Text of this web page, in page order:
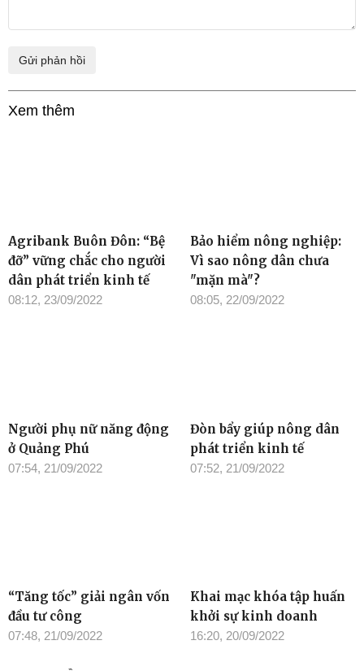
Xem thêm
Agribank Buôn Đôn: “Bệ
đỡ” vững chắc cho người
dân phát triển kinh tế
08:12, 23/09/2022
Bảo hiểm nông nghiệp:
Vì sao nông dân chưa
"mặn mà"?
08:05, 22/09/2022
Người phụ nữ năng động
ở Quảng Phú
07:54, 21/09/2022
Đòn bẩy giúp nông dân
phát triển kinh tế
07:52, 21/09/2022
“Tăng tốc” giải ngân vốn
đầu tư công
07:48, 21/09/2022
Khai mạc khóa tập huấn
khởi sự kinh doanh
16:20, 20/09/2022